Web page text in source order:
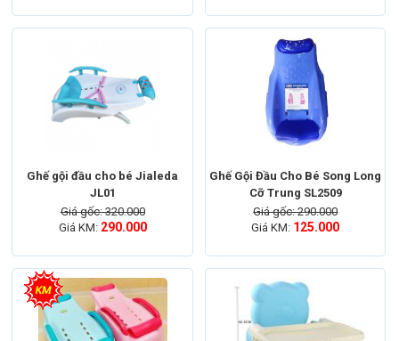
Ghế gội đầu cho bé Jialeda
JL01
Giá gốc: 320.000
Giá KM: 290.000
Ghế Gội Đầu Cho Bé Song Long
Cỡ Trung SL2509
Giá gốc: 290.000
Giá KM: 125.000